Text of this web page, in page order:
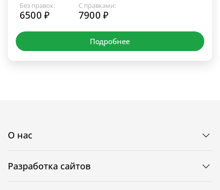
Без правок:
6500 ₽
С правками:
7900 ₽
Подробнее
О нас
Разработка сайтов